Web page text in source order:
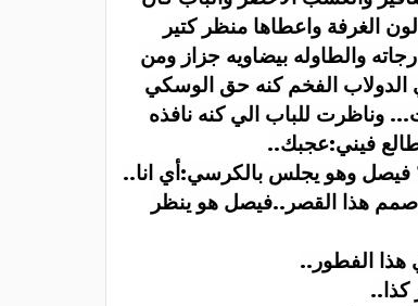
الغرفة واعطاها منظر كتير
والطاوله بيضاويه جزاز ومن
الدولاب الفخم كنه حق الوسكي
وناظرت للباب الي كنه نافذه
فيني:عجبك..
فيصل وهو يجلس بالكرسي:أي انا..
صمم هذا القصر..فيصل هو ينظر
الفطور ..
..